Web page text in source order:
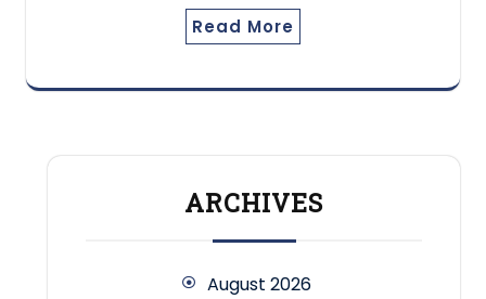
Read More
ARCHIVES
August 2026